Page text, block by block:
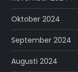
Oktober 2024
September 2024
Augusti 2024